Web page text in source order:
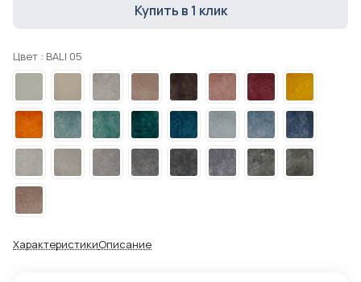
Купить в 1 клик
Цвет : BALI 05
ХарактеристикиОписание